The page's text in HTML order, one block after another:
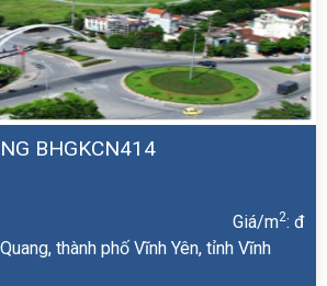
BHGKCN414
Giá/m2: đ
thành phố Vĩnh Yên, tỉnh Vĩnh